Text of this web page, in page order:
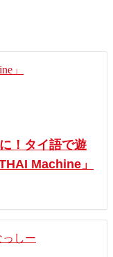
！タイ語で遊
Machine」